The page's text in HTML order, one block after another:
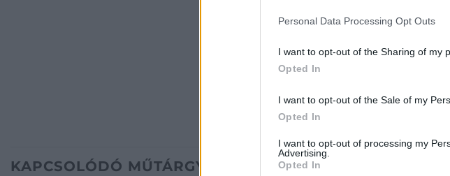
Personal Data Processing Opt Outs
I want to opt-out of the Sharing of my
Opted In
I want to opt-out of the Sale of my
Opted In
I want to opt-out of processing my
Advertising.
Opted In
KAPCSOLÓDÓ MŰTÁRGYAK